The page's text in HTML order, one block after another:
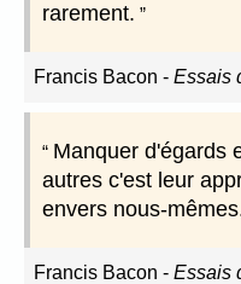
rarement.
Francis Bacon - Essais
Manquer d'égards
autres c'est leur
envers nous-
Francis Bacon - Essais